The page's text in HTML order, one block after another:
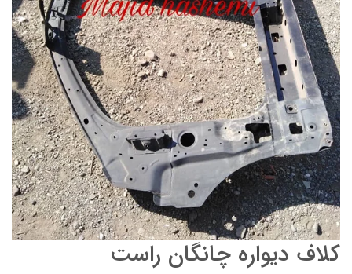
کلاف دیواره چانگان راست